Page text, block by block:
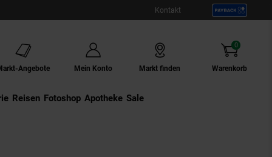
Kontakt
Angebote Mein Konto Markt finden Warenkorb
0
Artikel
Externer Link:
Reisen Externer Link:
Fotoshop Externer Link:
Apotheke Sale